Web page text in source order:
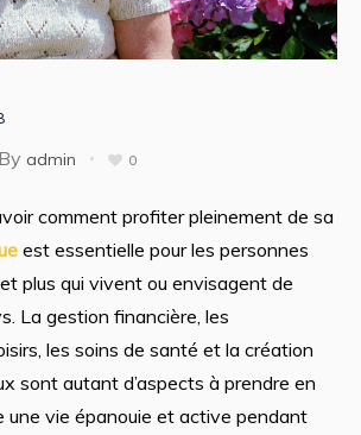
By admin 0
comment profiter pleinement de sa
est essentielle pour les personnes
plus qui vivent ou envisagent de
La gestion financière, les
les soins de santé et la création
sont autant d’aspects à prendre en
une vie épanouie et active pendant